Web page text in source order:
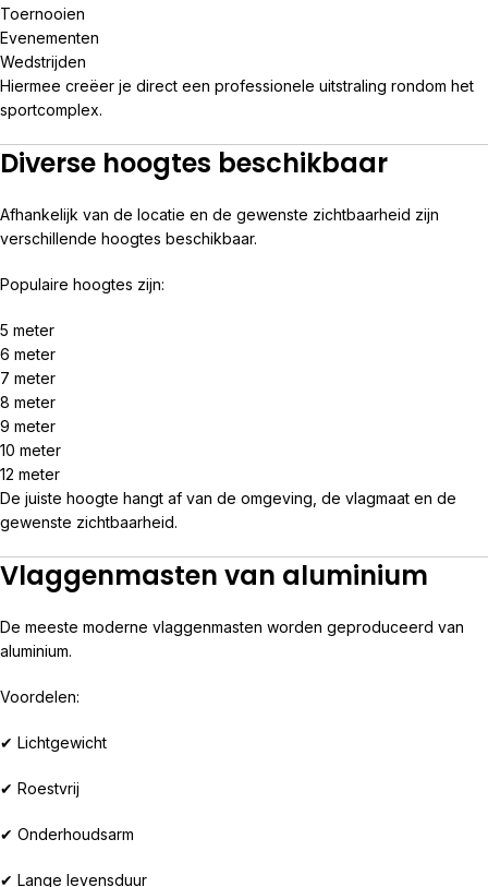
Toernooien
Evenementen
Wedstrijden
Hiermee creëer je direct een professionele uitstraling rondom het
sportcomplex.
Diverse hoogtes beschikbaar
Afhankelijk van de locatie en de gewenste zichtbaarheid zijn
verschillende hoogtes beschikbaar.
Populaire hoogtes zijn:
5 meter
6 meter
7 meter
8 meter
9 meter
10 meter
12 meter
De juiste hoogte hangt af van de omgeving, de vlagmaat en de
gewenste zichtbaarheid.
Vlaggenmasten van aluminium
De meeste moderne vlaggenmasten worden geproduceerd van
aluminium.
Voordelen:
✔ Lichtgewicht
✔ Roestvrij
✔ Onderhoudsarm
✔ Lange levensduur